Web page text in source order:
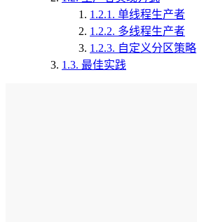
1.2.1. 单线程生产者
1.2.2. 多线程生产者
1.2.3. 自定义分区策略
1.3. 最佳实践